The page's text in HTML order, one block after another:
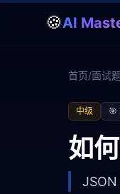
🍪AI
首页/面试
中级 🎯
如
JSON